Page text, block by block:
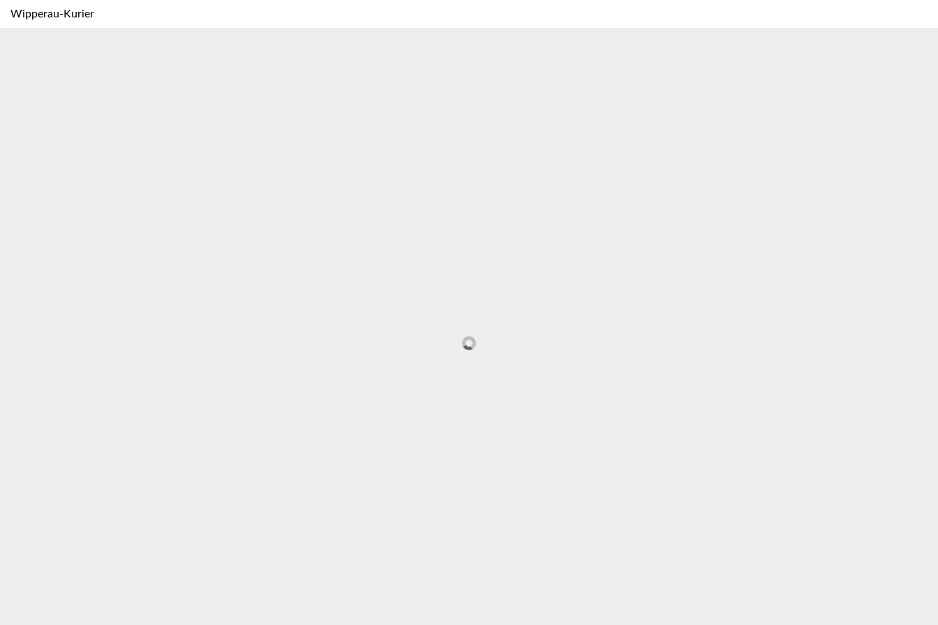
Wipperau-Kurier